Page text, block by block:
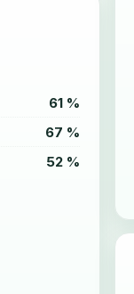
61 %
67 %
52 %